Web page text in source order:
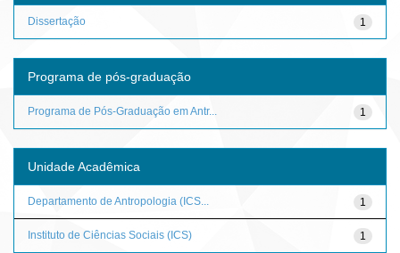
1
Dissertação
Programa de pós-graduação
1
Programa de Pós-Graduação em Antr...
Unidade Acadêmica
1
Departamento de Antropologia (ICS...
1
Instituto de Ciências Sociais (ICS)